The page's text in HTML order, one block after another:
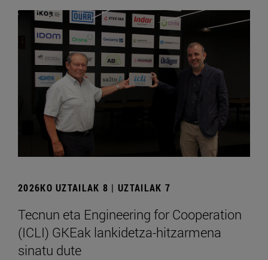
2026KO UZTAILAK 8 | UZTAILAK 7
Tecnun eta Engineering for Cooperation
(ICLI) GKEak lankidetza-hitzarmena
sinatu dute